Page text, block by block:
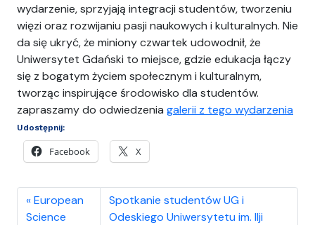
wydarzenie, sprzyjają integracji studentów, tworzeniu
więzi oraz rozwijaniu pasji naukowych i kulturalnych. Nie
da się ukryć, że miniony czwartek udowodnił, że
Uniwersytet Gdański to miejsce, gdzie edukacja łączy
się z bogatym życiem społecznym i kulturalnym,
tworząc inspirujące środowisko dla studentów.
zapraszamy do odwiedzenia galerii z tego wydarzenia
Udostępnij:
Facebook X
European
Science
Spotkanie studentów UG i
Odeskiego Uniwersytetu im. Ilji